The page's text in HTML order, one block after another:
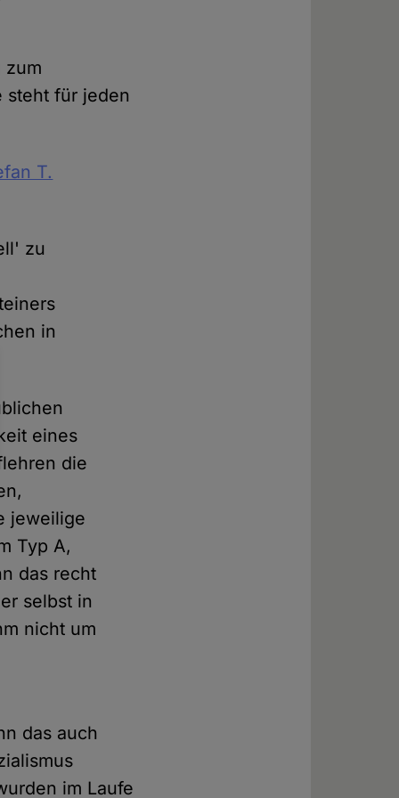
zum
steht für jeden
T.
zu
in
eines
die
jeweilige
Typ A,
das recht
selbst in
nicht um
das auch
im Laufe